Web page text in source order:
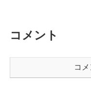
コメント
コ